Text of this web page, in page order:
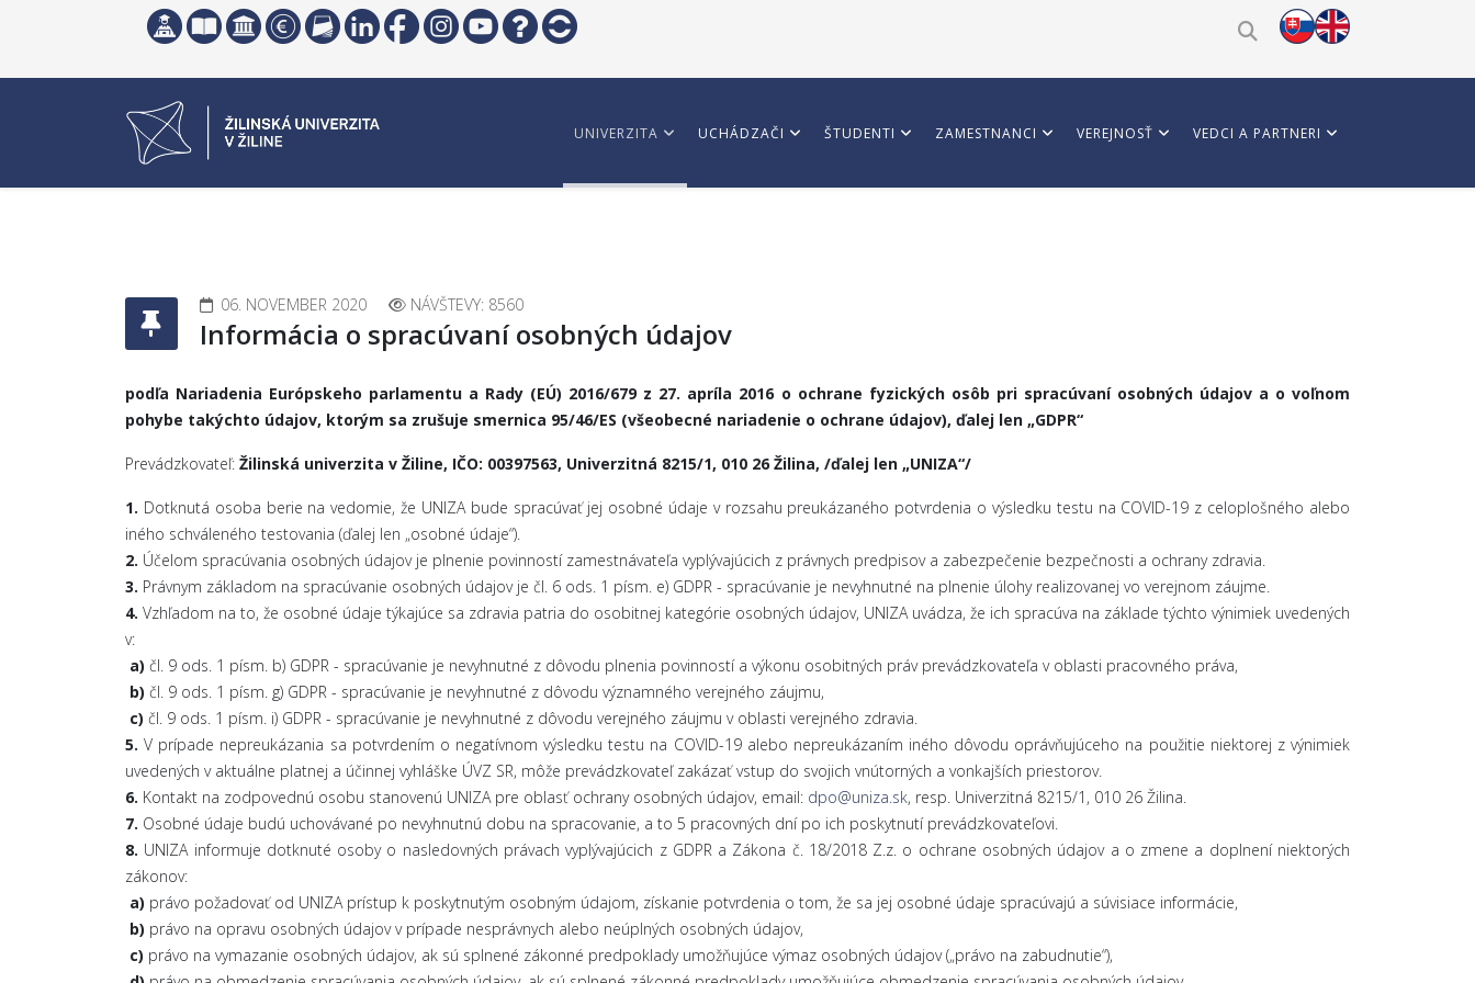
UNIVERZITA UCHÁDZAČI ŠTUDENTI ZAMESTNANCI VEREJNOSŤ VEDCI A PARTNERI
06. NOVEMBER 2020 NÁVŠTEVY: 8560
Informácia o spracúvaní osobných údajov
podľa Nariadenia Európskeho parlamentu a Rady (EÚ) 2016/679 z 27. apríla 2016 o ochrane fyzických osôb pri spracúvaní osobných údajov a o voľnom
pohybe takýchto údajov, ktorým sa zrušuje smernica 95/46/ES (všeobecné nariadenie o ochrane údajov), ďalej len „GDPR“
Prevádzkovateľ: Žilinská univerzita v Žiline, IČO: 00397563, Univerzitná 8215/1, 010 26 Žilina, /ďalej len „UNIZA“/
1. Dotknutá osoba berie na vedomie, že UNIZA bude spracúvať jej osobné údaje v rozsahu preukázaného potvrdenia o výsledku testu na COVID-19 z celoplošného alebo
iného schváleného testovania (ďalej len „osobné údaje“).
2. Účelom spracúvania osobných údajov je plnenie povinností zamestnávateľa vyplývajúcich z právnych predpisov a zabezpečenie bezpečnosti a ochrany zdravia.
3. Právnym základom na spracúvanie osobných údajov je čl. 6 ods. 1 písm. e) GDPR - spracúvanie je nevyhnutné na plnenie úlohy realizovanej vo verejnom záujme.
4. Vzhľadom na to, že osobné údaje týkajúce sa zdravia patria do osobitnej kategórie osobných údajov, UNIZA uvádza, že ich spracúva na základe týchto výnimiek uvedených
v:
a) čl. 9 ods. 1 písm. b) GDPR - spracúvanie je nevyhnutné z dôvodu plnenia povinností a výkonu osobitných práv prevádzkovateľa v oblasti pracovného práva,
b) čl. 9 ods. 1 písm. g) GDPR - spracúvanie je nevyhnutné z dôvodu významného verejného záujmu,
c) čl. 9 ods. 1 písm. i) GDPR - spracúvanie je nevyhnutné z dôvodu verejného záujmu v oblasti verejného zdravia.
5. V prípade nepreukázania sa potvrdením o negatívnom výsledku testu na COVID-19 alebo nepreukázaním iného dôvodu oprávňujúceho na použitie niektorej z výnimiek
uvedených v aktuálne platnej a účinnej vyhláške ÚVZ SR, môže prevádzkovateľ zakázať vstup do svojich vnútorných a vonkajších priestorov.
6. Kontakt na zodpovednú osobu stanovenú UNIZA pre oblasť ochrany osobných údajov, email: dpo@uniza.sk, resp. Univerzitná 8215/1, 010 26 Žilina.
7. Osobné údaje budú uchovávané po nevyhnutnú dobu na spracovanie, a to 5 pracovných dní po ich poskytnutí prevádzkovateľovi.
8. UNIZA informuje dotknuté osoby o nasledovných právach vyplývajúcich z GDPR a Zákona č. 18/2018 Z.z. o ochrane osobných údajov a o zmene a doplnení niektorých
zákonov:
a) právo požadovať od UNIZA prístup k poskytnutým osobným údajom, získanie potvrdenia o tom, že sa jej osobné údaje spracúvajú a súvisiace informácie,
b) právo na opravu osobných údajov v prípade nesprávnych alebo neúplných osobných údajov,
c) právo na vymazanie osobných údajov, ak sú splnené zákonné predpoklady umožňujúce výmaz osobných údajov („právo na zabudnutie“),